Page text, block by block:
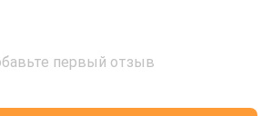
первый отзыв